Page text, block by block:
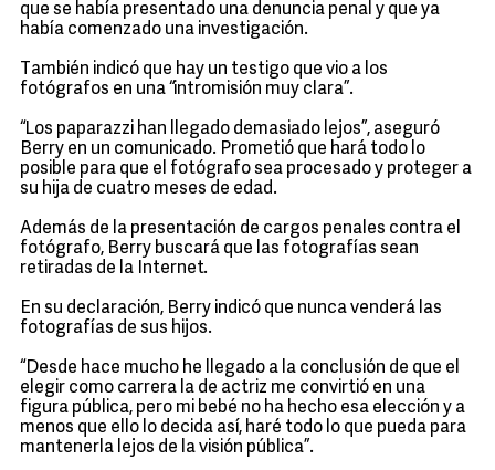
que se había presentado una denuncia penal y que ya
había comenzado una investigación.
También indicó que hay un testigo que vio a los
fotógrafos en una “intromisión muy clara”.
“Los paparazzi han llegado demasiado lejos”, aseguró
Berry en un comunicado. Prometió que hará todo lo
posible para que el fotógrafo sea procesado y proteger a
su hija de cuatro meses de edad.
Además de la presentación de cargos penales contra el
fotógrafo, Berry buscará que las fotografías sean
retiradas de la Internet.
En su declaración, Berry indicó que nunca venderá las
fotografías de sus hijos.
“Desde hace mucho he llegado a la conclusión de que el
elegir como carrera la de actriz me convirtió en una
figura pública, pero mi bebé no ha hecho esa elección y a
menos que ello lo decida así, haré todo lo que pueda para
mantenerla lejos de la visión pública”.